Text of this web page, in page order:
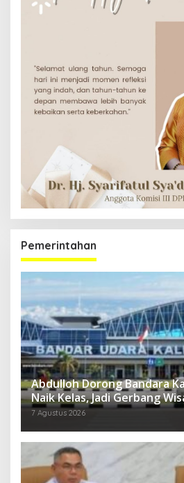
Pemerintahan
Abdulloh Dorong Bandara
Naik Kelas, Jadi Gerbang
Kaltim
7 Agustus 2026